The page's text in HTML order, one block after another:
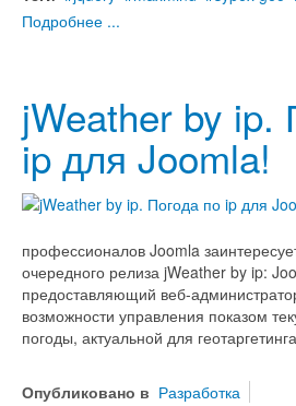
Подробнее ...
jWeather by ip.
ip для Joomla!
профессионалов Joomla
очередного релиза jWeather by ip:
предоставляющий веб-
возможности управления показом
погоды, актуальной для
Опубликовано в Разработка